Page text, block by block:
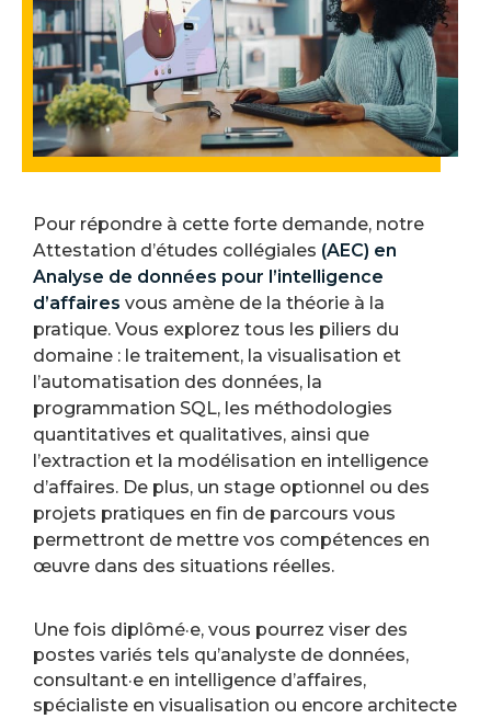
Pour répondre à cette forte demande, notre
Attestation d’études collégiales (AEC) en
Analyse de données pour l’intelligence
d’affaires vous amène de la théorie à la
pratique. Vous explorez tous les piliers du
domaine : le traitement, la visualisation et
l’automatisation des données, la
programmation SQL, les méthodologies
quantitatives et qualitatives, ainsi que
l’extraction et la modélisation en intelligence
d’affaires. De plus, un stage optionnel ou des
projets pratiques en fin de parcours vous
permettront de mettre vos compétences en
œuvre dans des situations réelles.
Une fois diplômé·e, vous pourrez viser des
postes variés tels qu’analyste de données,
consultant·e en intelligence d’affaires,
spécialiste en visualisation ou encore architecte